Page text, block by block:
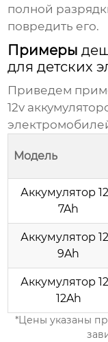
полной
повредить его.
Примеры
для детских
Приведем
12v
Модель
Аккумулятор
7Ah
Аккумулятор
9Ah
Аккумулятор
12Ah
*Цены указаны